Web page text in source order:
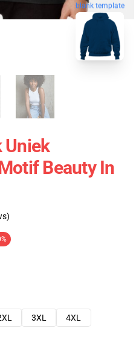
blank template
Uniek
Beauty In
3XL
4XL